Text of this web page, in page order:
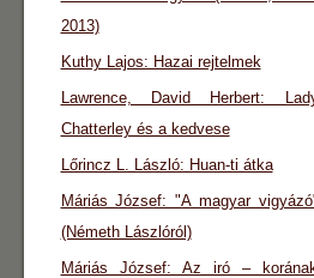
2013)
Kuthy Lajos: Hazai rejtelmek
Lawrence, David Herbert:
Chatterley és a kedvese
Lőrincz L. László: Huan-ti átka
Máriás József: "A magyar
(Németh Lászlóról)
Máriás József: Az iró –